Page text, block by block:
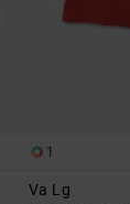
1
Va Lg